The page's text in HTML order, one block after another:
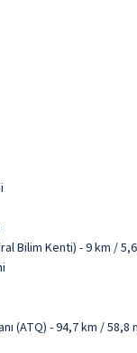
Bilim Kenti) - 9 km /
(ATQ) - 94,7 km / 58,8